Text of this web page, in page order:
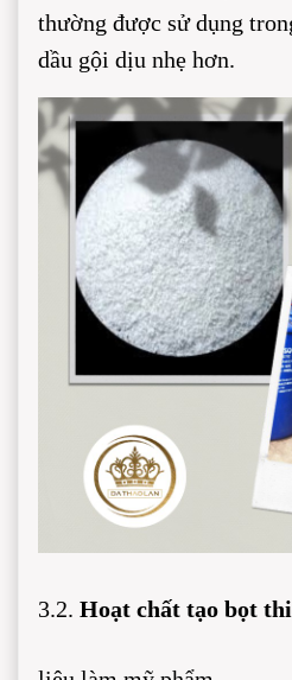
thường được sử dụng
dầu gội dịu nhẹ hơn.
3.2. Hoạt chất tạo bọt